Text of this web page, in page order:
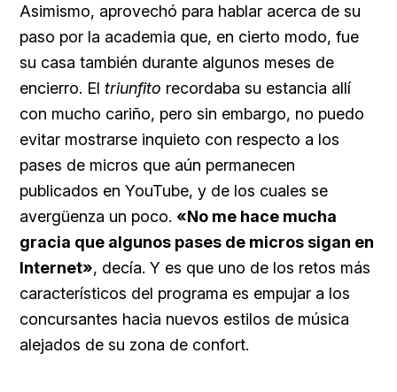
Asimismo, aprovechó para hablar acerca de su
paso por la academia que, en cierto modo, fue
su casa también durante algunos meses de
encierro. El triunfito recordaba su estancia allí
con mucho cariño, pero sin embargo, no puedo
evitar mostrarse inquieto con respecto a los
pases de micros que aún permanecen
publicados en YouTube, y de los cuales se
avergüenza un poco. «No me hace mucha
gracia que algunos pases de micros sigan en
Internet», decía. Y es que uno de los retos más
característicos del programa es empujar a los
concursantes hacia nuevos estilos de música
alejados de su zona de confort.